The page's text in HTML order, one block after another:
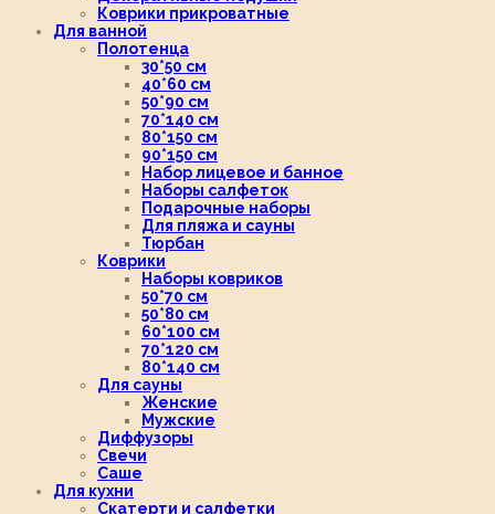
Коврики прикроватные
Для ванной
Полотенца
30*50 см
40*60 см
50*90 см
70*140 см
80*150 см
90*150 см
Набор лицевое и банное
Наборы салфеток
Подарочные наборы
Для пляжа и сауны
Тюрбан
Коврики
Наборы ковриков
50*70 см
50*80 см
60*100 см
70*120 см
80*140 см
Для сауны
Женские
Мужские
Диффузоры
Свечи
Саше
Для кухни
Скатерти и салфетки